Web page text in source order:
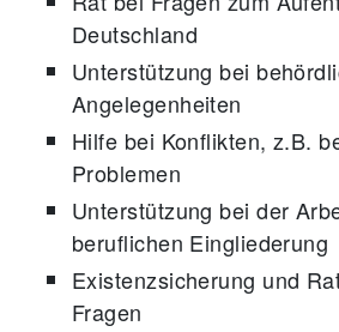
Deutschland
Unterstützung bei
Angelegenheiten
Hilfe bei Konflikten, z.B.
Problemen
Unterstützung bei der
beruflichen Eingliederung
Existenzsicherung und
Fragen